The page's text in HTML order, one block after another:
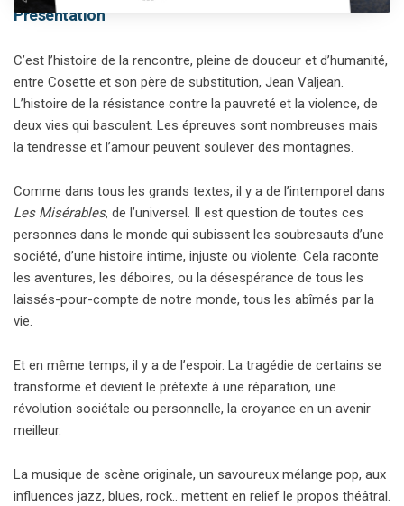
Présentation
C’est l’histoire de la rencontre, pleine de douceur et d’humanité,
entre Cosette et son père de substitution, Jean Valjean.
L’histoire de la résistance contre la pauvreté et la violence, de
deux vies qui basculent. Les épreuves sont nombreuses mais
la tendresse et l’amour peuvent soulever des montagnes.
Comme dans tous les grands textes, il y a de l’intemporel dans
Les Misérables, de l’universel. Il est question de toutes ces
personnes dans le monde qui subissent les soubresauts d’une
société, d’une histoire intime, injuste ou violente. Cela raconte
les aventures, les déboires, ou la désespérance de tous les
laissés-pour-compte de notre monde, tous les abîmés par la
vie.
Et en même temps, il y a de l’espoir. La tragédie de certains se
transforme et devient le prétexte à une réparation, une
révolution sociétale ou personnelle, la croyance en un avenir
meilleur.
La musique de scène originale, un savoureux mélange pop, aux
influences jazz, blues, rock.. mettent en relief le propos théâtral.